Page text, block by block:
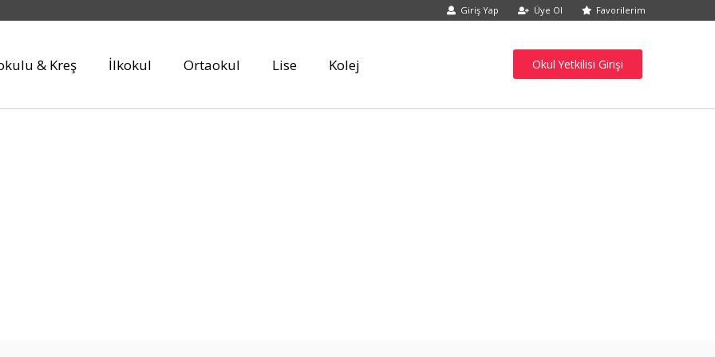
Giriş Yap Üye Ol Favorilerim
& Kreş İlkokul Ortaokul Lise Kolej Okul Yetkilisi Girişi